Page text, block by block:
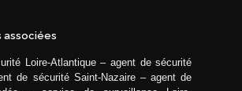
associées
Loire-Atlantique–agent de sécurité
de sécurité Saint-Nazaire–agent de